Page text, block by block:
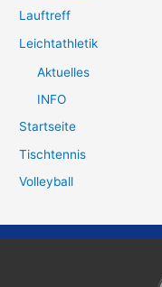
Lauftreff
Leichtathletik
Aktuelles
INFO
Startseite
Tischtennis
Volleyball